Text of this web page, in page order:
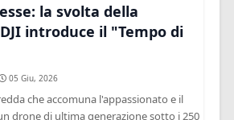
la svolta della
introduce il "Tempo di
05 Giu, 2026
che accomuna l'appassionato e il
drone di ultima generazione sotto i 250